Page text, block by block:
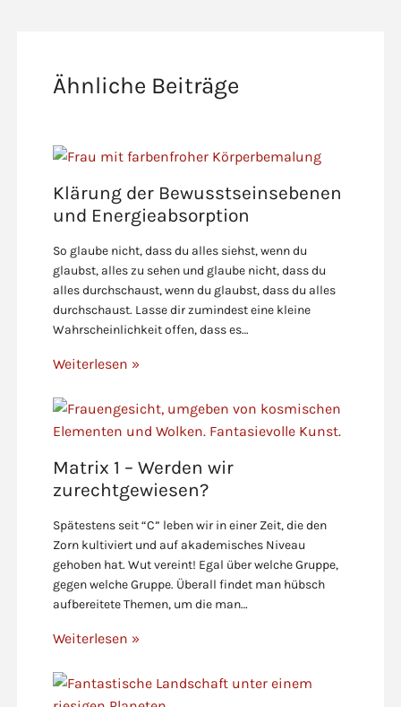
Ähnliche Beiträge
Klärung der Bewusstseinsebenen
und Energieabsorption
So glaube nicht, dass du alles siehst, wenn du
glaubst, alles zu sehen und glaube nicht, dass du
alles durchschaust, wenn du glaubst, dass du alles
durchschaust. Lasse dir zumindest eine kleine
Wahrscheinlichkeit offen, dass es…
Weiterlesen »
Matrix 1 – Werden wir
zurechtgewiesen?
Spätestens seit “C” leben wir in einer Zeit, die den
Zorn kultiviert und auf akademisches Niveau
gehoben hat. Wut vereint! Egal über welche Gruppe,
gegen welche Gruppe. Überall findet man hübsch
aufbereitete Themen, um die man…
Weiterlesen »